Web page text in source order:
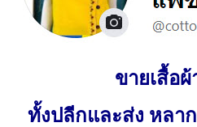
ขายเสื้อผ้
ทั้งปลีกและส่ง หลา